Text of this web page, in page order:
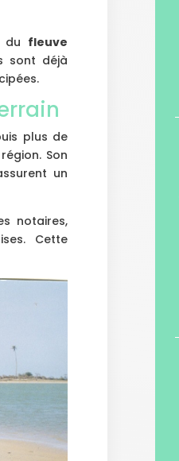
du fleuve
sont déjà
plus de
Son
un
notaires,
Cette